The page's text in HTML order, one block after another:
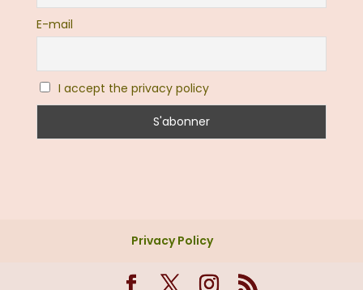
E-mail
I accept the privacy policy
Privacy Policy